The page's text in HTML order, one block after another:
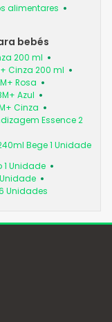
alimentares
bebés
200 ml
Cinza 200 ml
Rosa
Azul
Cinza
Essence 2
Bege 1 Unidade
1 Unidade
Unidades